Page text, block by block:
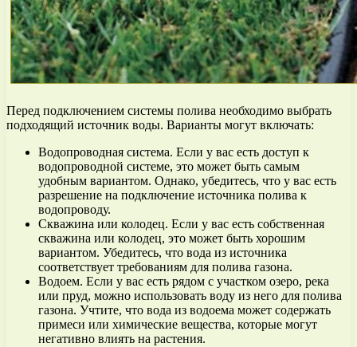
Перед подключением системы полива необходимо выбрать
подходящий источник воды. Варианты могут включать:
Водопроводная система. Если у вас есть доступ к
водопроводной системе, это может быть самым
удобным вариантом. Однако, убедитесь, что у вас есть
разрешение на подключение источника полива к
водопроводу.
Скважина или колодец. Если у вас есть собственная
скважина или колодец, это может быть хорошим
вариантом. Убедитесь, что вода из источника
соответствует требованиям для полива газона.
Водоем. Если у вас есть рядом с участком озеро, река
или пруд, можно использовать воду из него для полива
газона. Учтите, что вода из водоема может содержать
примеси или химические вещества, которые могут
негативно влиять на растения.